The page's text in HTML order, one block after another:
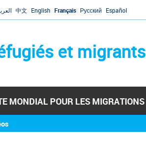
中文 English Français Русский Español
et migrants
MONDIAL POUR LES MIGRATIONS